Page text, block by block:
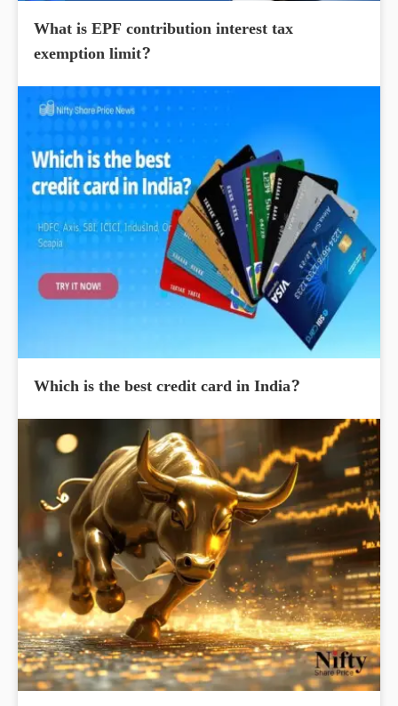
What is EPF contribution interest tax
exemption limit?
Which is the best credit card in India?